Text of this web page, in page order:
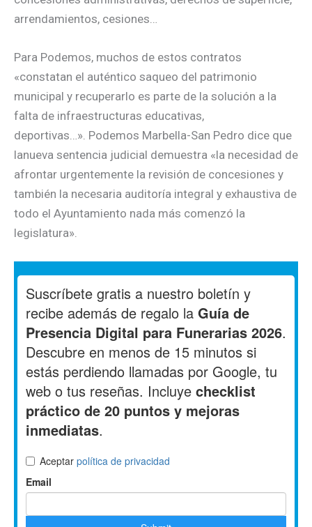
arrendamientos, cesiones…
Para Podemos, muchos de estos contratos
«constatan el auténtico saqueo del patrimonio
municipal y recuperarlo es parte de la solución a la
falta de infraestructuras educativas,
deportivas…». Podemos Marbella-San Pedro dice que
lanueva sentencia judicial demuestra «la necesidad de
afrontar urgentemente la revisión de concesiones y
también la necesaria auditoría integral y exhaustiva de
todo el Ayuntamiento nada más comenzó la
legislatura».